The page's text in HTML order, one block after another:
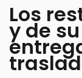
Los
y de